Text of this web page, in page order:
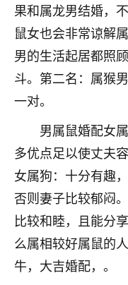
果和属龙男结婚，
鼠女也会非常谅解
男的生活起居都照
斗。第二名：属猴
一对。
男属鼠婚配女
多优点足以使丈夫
女属狗：十分有趣
否则妻子比较郁闷
比较和睦，且能分
么属相较好属鼠的
牛，大吉婚配，。
3小时前 来自河北
付深
我是公司人事调
三个，找老师的
着我晋升有望，
后，我以为都没
职第一个就是我
3000，非常开
鹿森：恭喜
12小时前 来自北京
心心相印